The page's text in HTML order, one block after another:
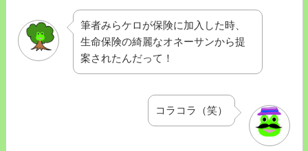
筆者みらケロが保険に加入した時、
生命保険の綺麗なオネーサンから提
案されたんだって！
コラコラ（笑）